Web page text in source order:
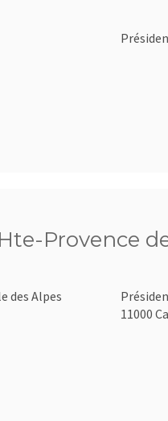
Provence
des Alpes
11000